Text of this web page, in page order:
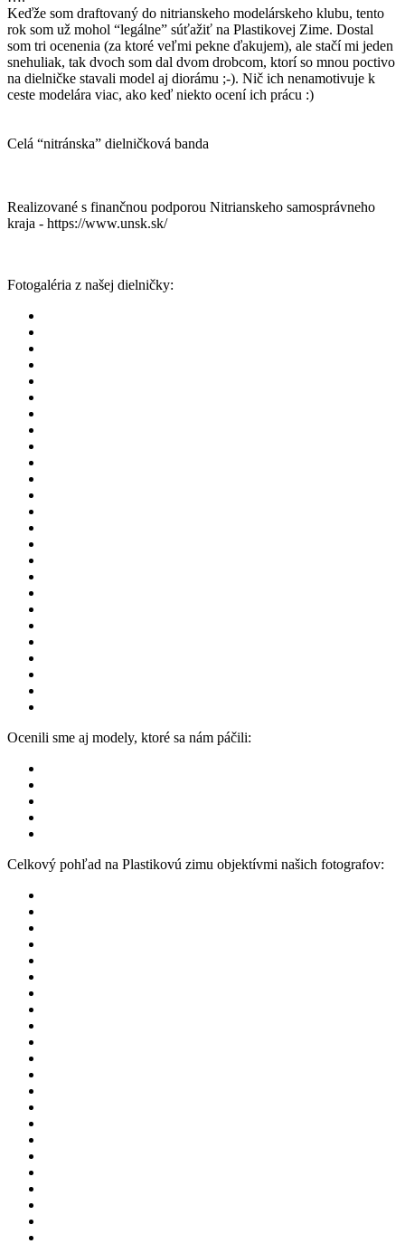
Keďže som draftovaný do nitrianskeho modelárskeho klubu, tento
rok som už mohol “legálne” súťažiť na Plastikovej Zime. Dostal
som tri ocenenia (za ktoré veľmi pekne ďakujem), ale stačí mi jeden
snehuliak, tak dvoch som dal dvom drobcom, ktorí so mnou poctivo
na dielničke stavali model aj diorámu ;-). Nič ich nenamotivuje k
ceste modelára viac, ako keď niekto ocení ich prácu :)
Celá “nitránska” dielničková banda
Realizované s finančnou podporou Nitrianskeho samosprávneho
kraja - https://www.unsk.sk/
Fotogaléria z našej dielničky:
Ocenili sme aj modely, ktoré sa nám páčili:
Celkový pohľad na Plastikovú zimu objektívmi našich fotografov: